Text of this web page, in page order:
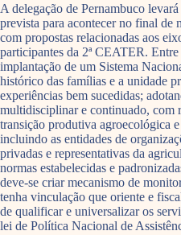
A delegação de Pernambuco
prevista para acontecer no final de
com propostas relacionadas aos
participantes da 2ª CEATER. Entre
implantação de um Sistema
histórico das famílias e a unidade
experiências bem sucedidas;
multidisciplinar e continuado, com
transição produtiva agroecológica
incluindo as entidades de
privadas e representativas da
normas estabelecidas e
deve-se criar mecanismo de
tenha vinculação que oriente e
de qualificar e universalizar os
lei de Política Nacional de